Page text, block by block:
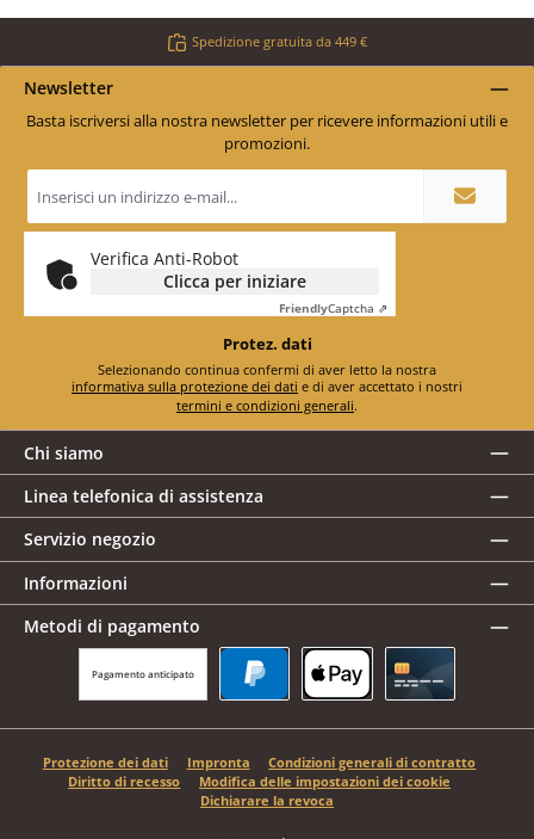
Spedizione gratuita da 449 €
Newsletter
Basta iscriversi alla nostra newsletter per ricevere informazioni utili e
promozioni.
e-
mail
*
Verifica Anti-Robot
Clicca per iniziare
FriendlyCaptcha ⇗
Protez. dati
informativa sulla protezione dei dati
termini e condizioni generali.
Chi siamo
Linea telefonica di assistenza
Servizio negozio
Informazioni
Metodi di pagamento
Pagamento anticipato
Protezione dei dati Impronta
Condizioni generali di contratto
Diritto di recesso
Modifica delle impostazioni dei cookie
Dichiarare la revoca